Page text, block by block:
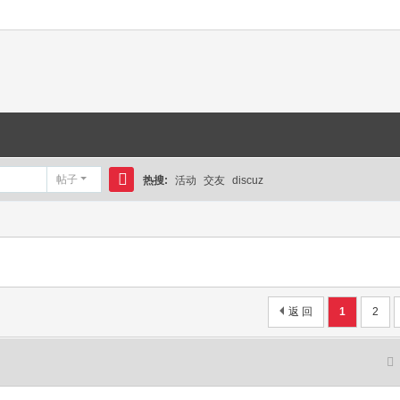
帖子
搜
热搜: 活动 交友 discuz
1 2
返 回